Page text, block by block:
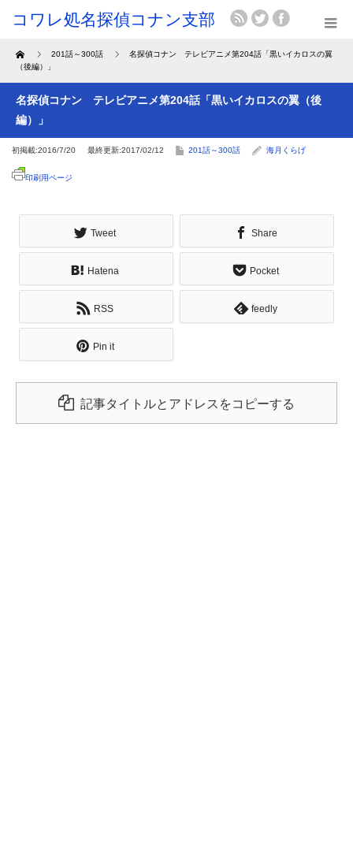
Home 201話～300話
名探偵コナン テレビアニメ第204話「黒いイカロスの翼
（後編）」
名探偵コナン テレビアニメ第204話「黒いイカロスの翼（後
編）」
初掲載:2016/7/20 最終更新:2017/02/12 201話～300話 海月くらげ
印刷用ページ
Tweet Share
Hatena Pocket
RSS feedly
Pin it
記事タイトルとアドレスをコピーする